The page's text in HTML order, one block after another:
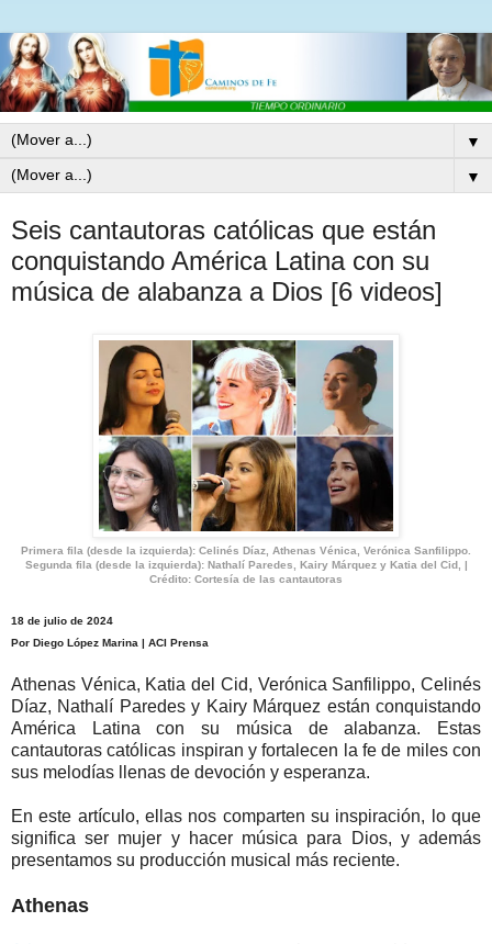
▼
▼
Seis cantautoras católicas que están
conquistando América Latina con su
música de alabanza a Dios [6 videos]
Primera fila (desde la izquierda): Celinés Díaz, Athenas Vénica, Verónica Sanfilippo.
Segunda fila (desde la izquierda): Nathalí Paredes, Kairy Márquez y Katia del Cid, |
Crédito: Cortesía de las cantautoras
18 de julio de 2024
Por Diego López Marina | ACI Prensa
Athenas Vénica, Katia del Cid, Verónica Sanfilippo, Celinés
Díaz, Nathalí Paredes y Kairy Márquez están conquistando
América Latina con su música de alabanza. Estas
cantautoras católicas inspiran y fortalecen la fe de miles con
sus melodías llenas de devoción y esperanza.
En este artículo, ellas nos comparten su inspiración, lo que
significa ser mujer y hacer música para Dios, y además
presentamos su producción musical más reciente.
Athenas